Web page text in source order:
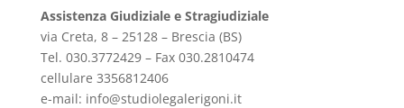
Assistenza Giudiziale e Stragiudiziale
via Creta, 8 – 25128 – Brescia (BS)
Tel. 030.3772429 – Fax 030.2810474
cellulare 3356812406
e-mail: info@studiolegalerigoni.it